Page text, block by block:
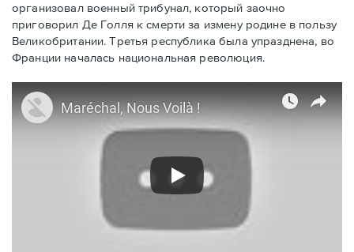
организовал военный трибунал, который заочно
приговорил Де Голля к смерти за измену родине в пользу
Великобритании. Третья республика была упразднена, во
Франции началась национальная революция.